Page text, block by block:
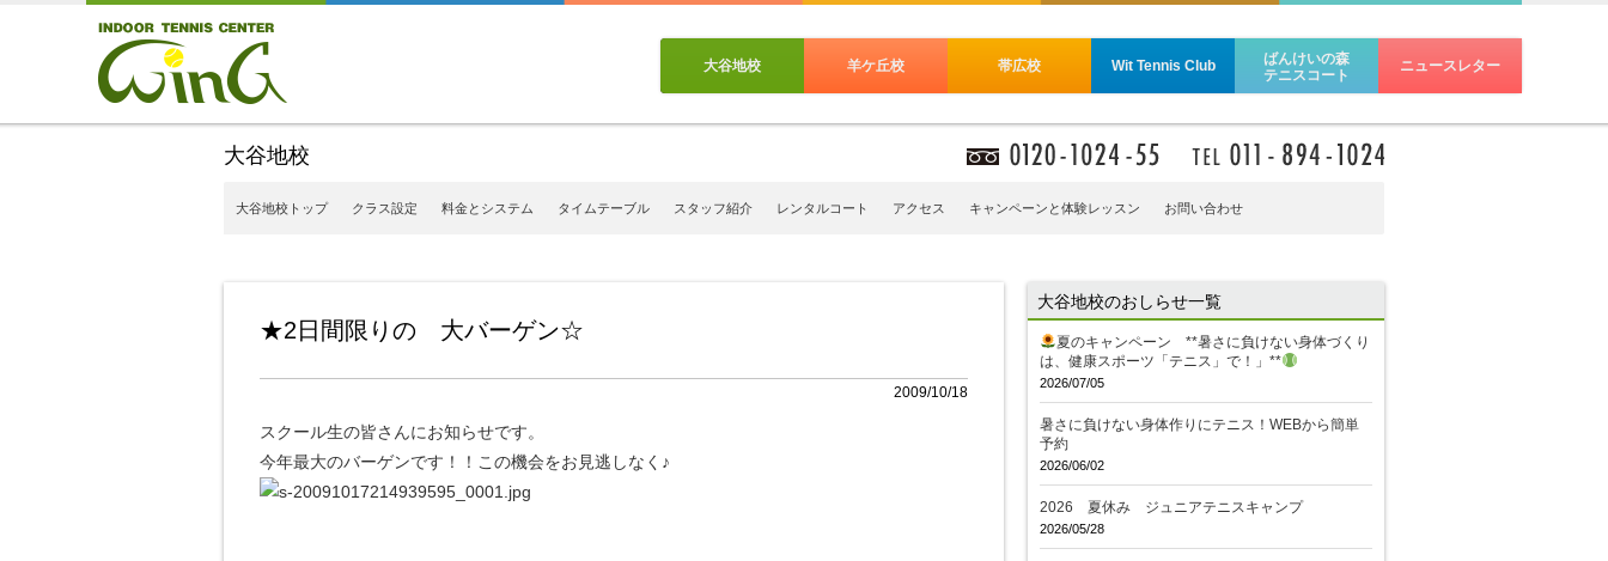
大谷地校 羊ケ丘校 帯広校 Wit Tennis Club
ばんけいの森
テニスコート
ニュースレター
大谷地校
大谷地校トップ クラス設定 料金とシステム タイムテーブル スタッフ紹介 レンタルコート アクセス キャンペーンと体験レッスン お問い合わせ
★2日間限りの 大バーゲン☆
2009/10/18
スクール生の皆さんにお知らせです。
今年最大のバーゲンです！！この機会をお見逃しなく♪
大谷地校のおしらせ一覧
夏のキャンペーン **暑さに負けない身体づくり
は、健康スポーツ「テニス」で！」**
2026/07/05
暑さに負けない身体作りにテニス！WEBから簡単
予約
2026/06/02
2026 夏休み ジュニアテニスキャンプ
2026/05/28